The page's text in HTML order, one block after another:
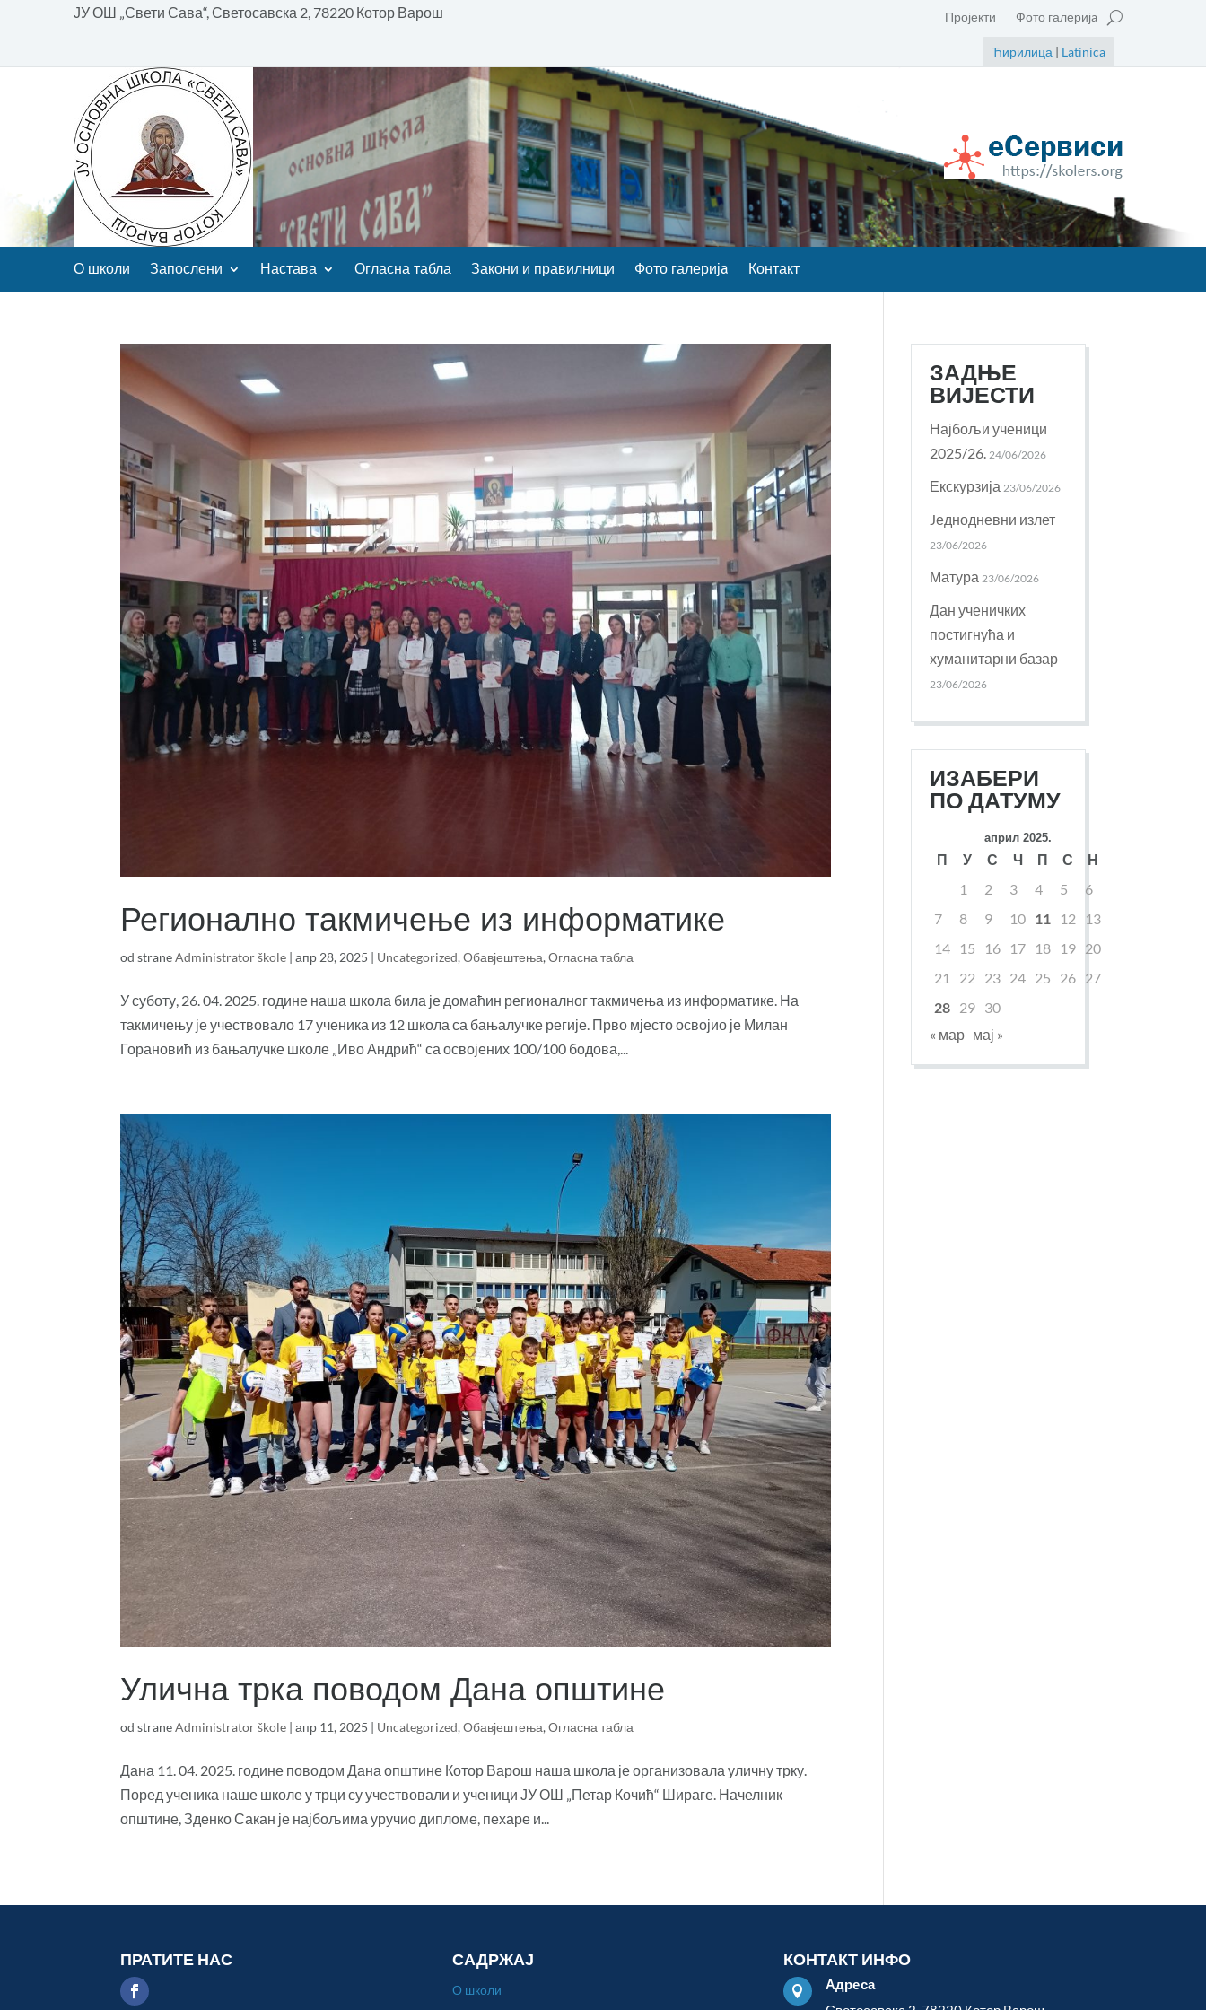
ЈУ ОШ „Свети Сава“, Светосавска 2, 78220 Котор Варош Пројекти Фото галеријa
Ћирилица | Latinica
О школи Запослени Настава Огласна табла Закони и правилници Фото галеријa Контакт
Регионално такмичење из информатике
od straneAdministrator škole |апр 28, 2025 | Uncategorized,Обавјештења,Огласна табла
У суботу, 26. 04. 2025. године наша школа била је домаћин регионалног такмичења из информатике. На
такмичењу је учествовало 17 ученика из 12 школа са бањалучке регије. Прво мјесто освојио је Милан
Горановић из бањалучке школе „Иво Андрић“ са освојених 100/100 бодова,...
Улична трка поводом Дана општине
od straneAdministrator škole |апр 11, 2025 | Uncategorized,Обавјештења,Огласна табла
Дана 11. 04. 2025. године поводом Дана општине Котор Варош наша школа је организовала уличну трку.
Поред ученика наше школе у трци су учествовали и ученици ЈУ ОШ „Петар Кочић“ Шираге. Начелник
општине, Зденко Сакан је најбољима уручио дипломе, пехаре и...
ЗАДЊЕ
ВИЈЕСТИ
Најбољи ученици
2025/26. 24/06/2026
Екскурзија 23/06/2026
Jеднодневни излет
23/06/2026
Матура 23/06/2026
Дан ученичких
постигнућа и
хуманитарни базар
23/06/2026
ИЗАБЕРИ
ПО ДАТУМУ
април 2025.
П У С Ч П С
Н
1
2 3 4 5
6
7
8 9 10 11 12
13
14
15 16 17 18 19 20
21
22 23 24 25 26 27
28 29 30
« мар мај »
ПРАТИТЕ НАС САДРЖАЈ
О школи
КОНТАКТ ИНФО

Адреса